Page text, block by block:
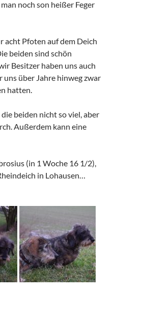
noch son heißer Feger
acht Pfoten auf dem Deich
beiden sind schön
Besitzer haben uns auch
über Jahre hinweg zwar
hatten.
beiden nicht so viel, aber
Außerdem kann eine
(in 1 Woche 16 1/2),
in Lohausen…